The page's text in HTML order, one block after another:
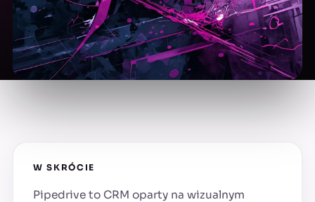
W SKRÓCIE
Pipedrive to CRM oparty na wizualnym